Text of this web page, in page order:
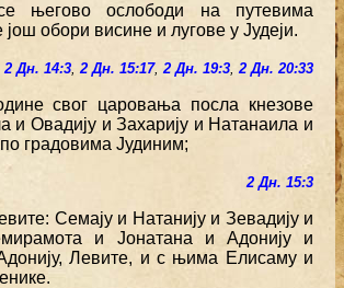
његово ослободи на путевима
обори висине и лугове у Јудеји.
2 Дн. 14:3,2 Дн. 15:17,2 Дн. 19:3,2 Дн. 20:33
свог царовања посла кнезове
и Овадију и Захарију и Натанаила и
градовима Јудиним;
2 Дн. 15:3
Семају и Натанију и Зевадију и
и Јонатана и Адонију и
Левите, и с њима Елисаму и